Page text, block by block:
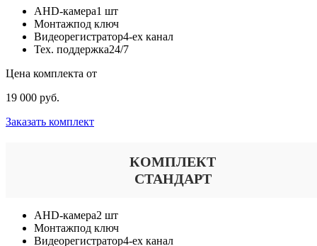
AHD-камера1 шт
Монтажпод ключ
Видеорегистратор4-ех канал
Тех. поддержка24/7
Цена комплекта от
19 000 руб.
Заказать комплект
КОМПЛЕКТ
СТАНДАРТ
AHD-камера2 шт
Монтажпод ключ
Видеорегистратор4-ех канал